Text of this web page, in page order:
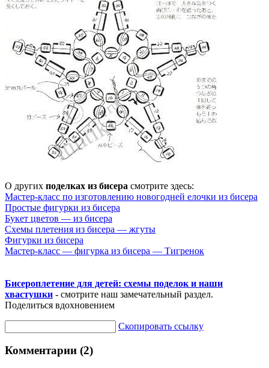
О других поделках из бисера смотрите здесь:
Мастер-класс по изготовлению новогодней елочки из бисера
Простые фигурки из бисера
Букет цветов — из бисера
Схемы плетения из бисера — жгуты
Фигурки из бисера
Мастер-класс — фигурка из бисера — Тигренок
Бисероплетение для детей: схемы поделок и наши
хвастушки - смотрите наш замечательный раздел.
Поделиться вдохновением
Скопировать ссылку
Комментарии (2)